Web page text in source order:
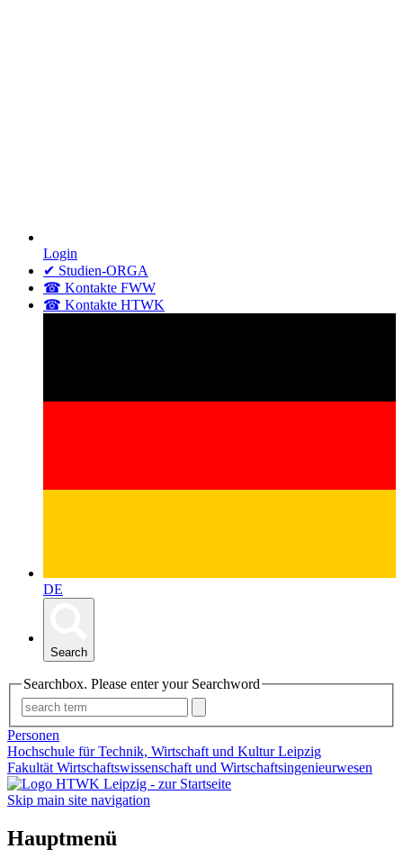
Login
✔ Studien-ORGA
☎ Kontakte FWW
☎ Kontakte HTWK
DE
Search
Searchbox. Please enter your Searchword
Personen
Hochschule für Technik, Wirtschaft und Kultur Leipzig
Fakultät Wirtschaftswissenschaft und Wirtschaftsingenieurwesen
Skip main site navigation
Hauptmenü